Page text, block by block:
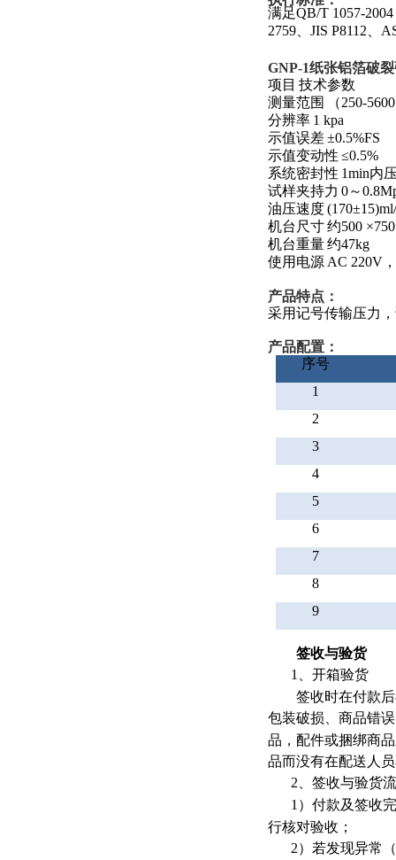
满足QB/T 1057-2004
2759
JIS P8112
GNP-1纸张铝箔破
项目 技术参数
测量范围
（250-5600
分辨率 1 kpa
示值误差±0.5%FS
示值变动性 ≤0.5%
系统密封性 1min内
试样夹持力 0～
油压速度(170±
机台尺寸约500 ×
机台重量约47kg
使用电源 AC 220V ，
产品特点 ：
采用记号传输压力
产品配置：
序号
1
2
3
4
5
6
7
8
9
签收与验货
1
、开箱验货
签收时在付款后
包装破损、商品错
品，配件或捆绑商
品而没有在配送人
2 、签收与验货
1 ）付款及签收
行核对验收；
2）若发现异常